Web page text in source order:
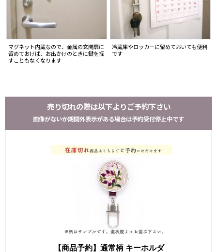
マグネット内蔵なので、金属の玄関扉に
留めておけば、お出かけのときに鍵を探
すこともなくなります
冷蔵庫やロッカーに留めておいても便利
です
売り切れの際は以下よりご予約下さい
画像がないか期間外表示がある場合は予約受付停止中です